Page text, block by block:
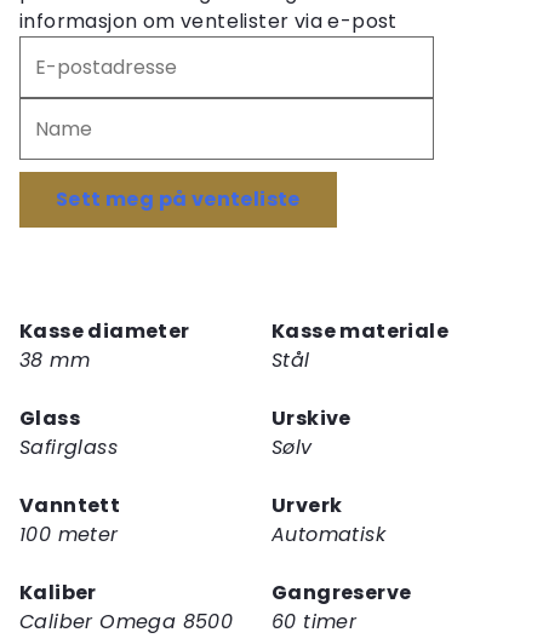
informasjon om ventelister via e-post
inn
e-
postadressen
din
å
ventelisten
for
produktet
Sett meg på venteliste
Kasse diameter
38 mm
Kasse materiale
Stål
Glass
Safirglass
Urskive
Sølv
Vanntett
100 meter
Urverk
Automatisk
Kaliber
Caliber Omega 8500
Gangreserve
60 timer